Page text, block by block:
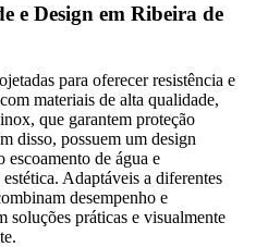
e Design em Ribeira de
para oferecer resistência e
materiais de alta qualidade,
que garantem proteção
disso, possuem um design
de água e
Adaptáveis a diferentes
desempenho e
soluções práticas e visualmente